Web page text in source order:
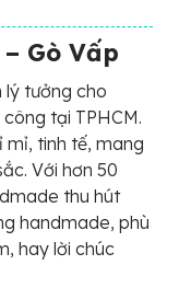
Gò Vấp
lý tưởng cho
tại TPHCM.
mỉ, tinh tế, mang
Với hơn 50
thu hút
handmade, phù
hay lời chúc